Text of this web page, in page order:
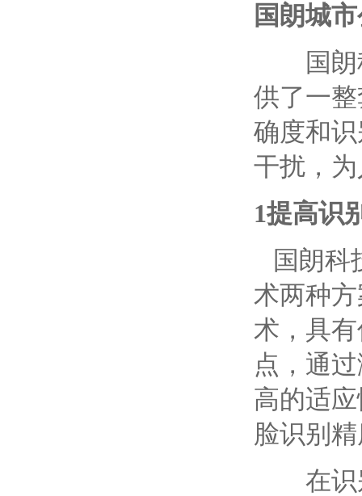
国朗城
国朗
供了一
确度和
干扰，
1提高识
国朗科
术两种
术，具
点，通
高的适
脸识别
在识